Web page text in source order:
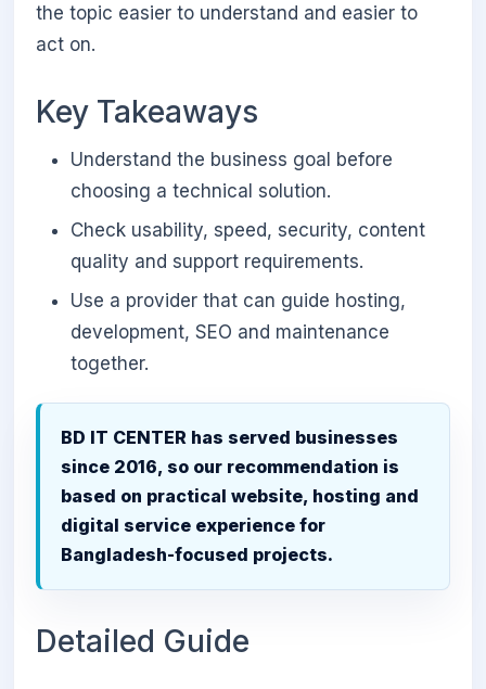
the topic easier to understand and easier to
act on.
Key Takeaways
Understand the business goal before
choosing a technical solution.
Check usability, speed, security, content
quality and support requirements.
Use a provider that can guide hosting,
development, SEO and maintenance
together.
BD IT CENTER has served businesses
since 2016, so our recommendation is
based on practical website, hosting and
digital service experience for
Bangladesh-focused projects.
Detailed Guide